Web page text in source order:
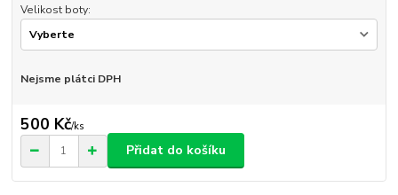
Velikost boty:
Nejsme plátci DPH
500 Kč/ks
Přidat do košíku